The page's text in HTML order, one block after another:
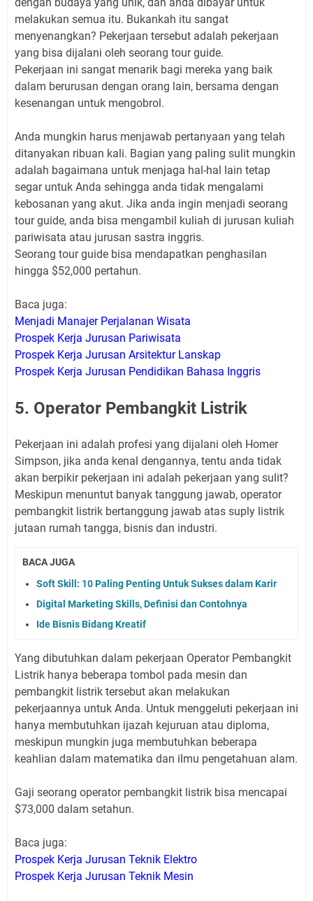
melakukan semua itu. Bukankah itu sangat
menyenangkan? Pekerjaan tersebut adalah pekerjaan
yang bisa dijalani oleh seorang tour guide.
Pekerjaan ini sangat menarik bagi mereka yang baik
dalam berurusan dengan orang lain, bersama dengan
kesenangan untuk mengobrol.
Anda mungkin harus menjawab pertanyaan yang telah
ditanyakan ribuan kali. Bagian yang paling sulit mungkin
adalah bagaimana untuk menjaga hal-hal lain tetap
segar untuk Anda sehingga anda tidak mengalami
kebosanan yang akut. Jika anda ingin menjadi seorang
tour guide, anda bisa mengambil kuliah di jurusan kuliah
pariwisata atau jurusan sastra inggris.
Seorang tour guide bisa mendapatkan penghasilan
hingga $52,000 pertahun.
Baca juga:
Menjadi Manajer Perjalanan Wisata
Prospek Kerja Jurusan Pariwisata
Prospek Kerja Jurusan Arsitektur Lanskap
Prospek Kerja Jurusan Pendidikan Bahasa Inggris
5. Operator Pembangkit Listrik
Pekerjaan ini adalah profesi yang dijalani oleh Homer
Simpson, jika anda kenal dengannya, tentu anda tidak
akan berpikir pekerjaan ini adalah pekerjaan yang sulit?
Meskipun menuntut banyak tanggung jawab, operator
pembangkit listrik bertanggung jawab atas suply listrik
jutaan rumah tangga, bisnis dan industri.
BACA JUGA
Soft Skill: 10 Paling Penting Untuk Sukses dalam Karir
Digital Marketing Skills, Definisi dan Contohnya
Ide Bisnis Bidang Kreatif
Yang dibutuhkan dalam pekerjaan Operator Pembangkit
Listrik hanya beberapa tombol pada mesin dan
pembangkit listrik tersebut akan melakukan
pekerjaannya untuk Anda. Untuk menggeluti pekerjaan ini
hanya membutuhkan ijazah kejuruan atau diploma,
meskipun mungkin juga membutuhkan beberapa
keahlian dalam matematika dan ilmu pengetahuan alam.
Gaji seorang operator pembangkit listrik bisa mencapai
$73,000 dalam setahun.
Baca juga:
Prospek Kerja Jurusan Teknik Elektro
Prospek Kerja Jurusan Teknik Mesin